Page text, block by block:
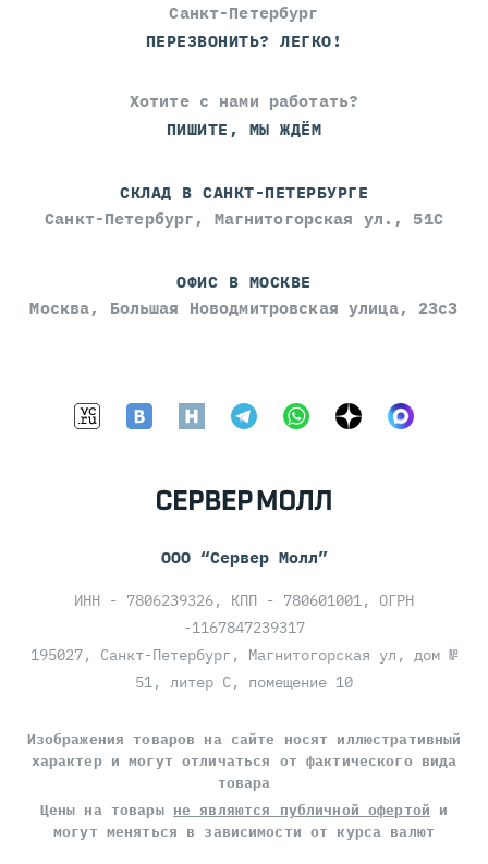
Санкт-Петербург
ПЕРЕЗВОНИТЬ? ЛЕГКО!
Хотите с нами работать?
ПИШИТЕ, МЫ ЖДЁМ
СКЛАД В САНКТ-ПЕТЕРБУРГЕ
Санкт-Петербург, Магнитогорская ул., 51С
ОФИС В МОСКВЕ
Москва, Большая Новодмитровская улица, 23с3
ООО “Сервер Молл”
ИНН - 7806239326, КПП - 780601001, ОГРН
-1167847239317
195027, Санкт-Петербург, Магнитогорская ул, дом №
51, литер С, помещение 10
Изображения товаров на сайте носят иллюстративный
характер и могут отличаться от фактического вида
товара
Цены на товары не являются публичной офертой и
могут меняться в зависимости от курса валют